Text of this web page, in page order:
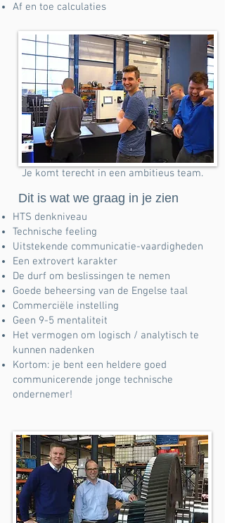
Af en toe calculaties
Je komt terecht in een ambitieus team.
Dit is wat we graag in je zien
HTS denkniveau
Technische feeling
Uitstekende communicatie-vaardigheden
Een extrovert karakter
De durf om beslissingen te nemen
Goede beheersing van de Engelse taal
Commerciële instelling
Geen 9-5 mentaliteit
Het vermogen om logisch / analytisch te
kunnen nadenken
Kortom: je bent een heldere goed
communicerende jonge technische
ondernemer!